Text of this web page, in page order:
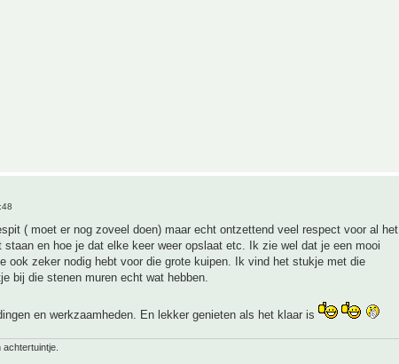
( moet er nog zoveel doen) maar echt ontzettend veel respect voor al het
staan en hoe je dat elke keer weer opslaat etc. Ik zie wel dat je een mooi
ook zeker nodig hebt voor die grote kuipen. Ik vind het stukje met die
bij die stenen muren echt wat hebben.
en werkzaamheden. En lekker genieten als het klaar is